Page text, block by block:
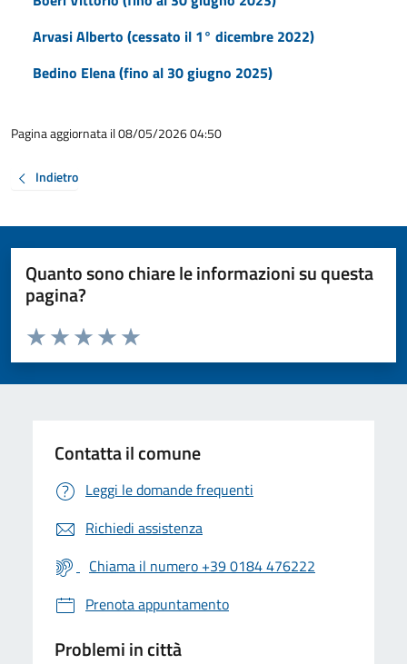
Arvasi Alberto (cessato il 1° dicembre 2022)
Bedino Elena (fino al 30 giugno 2025)
Pagina aggiornata il 08/05/2026 04:50
Indietro
Quanto sono chiare le informazioni su questa
pagina?
Valuta da 1 a 5 stelle la pagina
Valuta 5 stelle su 5
Valuta 4 stelle su 5
Valuta 3 stelle su 5
Valuta 2 stelle su 5
Valuta 1 stelle su 5
Contatta il comune
Leggi le domande frequenti
Richiedi assistenza
Chiama il numero +39 0184 476222
Prenota appuntamento
Problemi in città